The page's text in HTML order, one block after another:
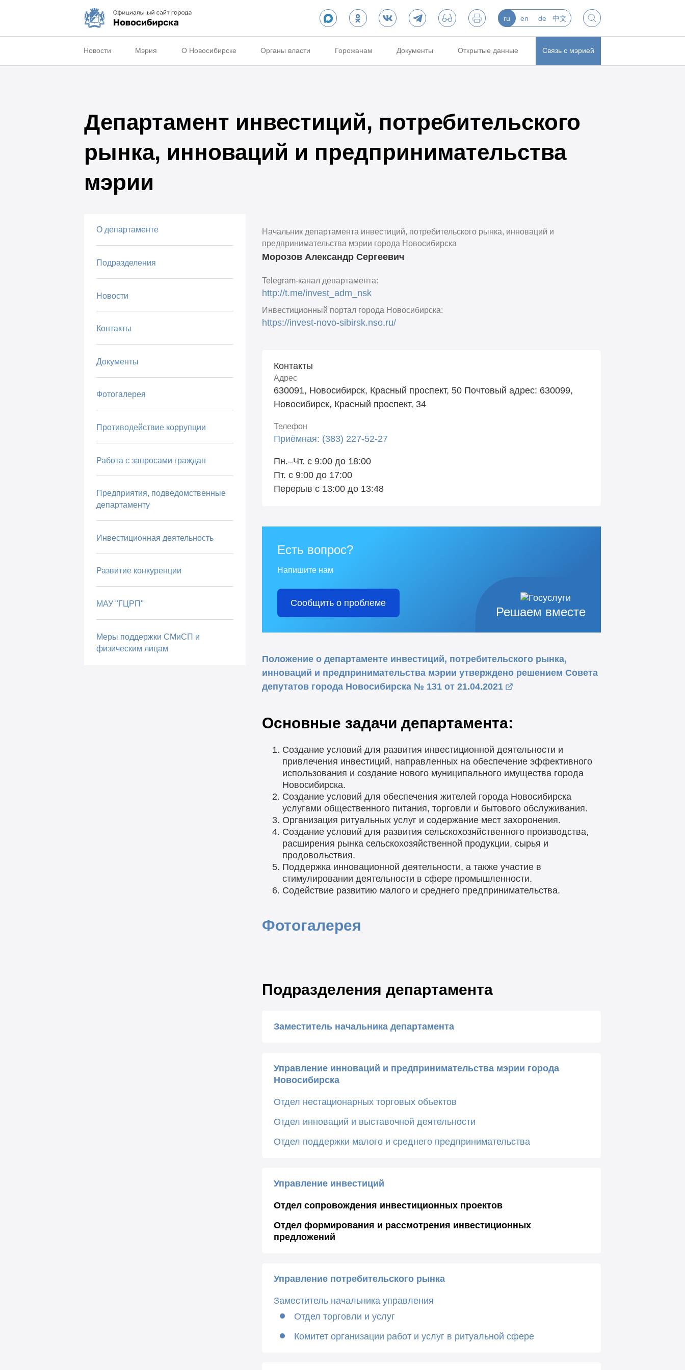
ru en de 中文
Новости Мэрия О Новосибирске Органы власти Горожанам Документы Открытые данные Связь с мэрией
Департамент инвестиций, потребительского
рынка, инноваций и предпринимательства
мэрии
О департаменте
Подразделения
Новости
Контакты
Документы
Фотогалерея
Противодействие коррупции
Работа с запросами граждан
Предприятия, подведомственные
департаменту
Инвестиционная деятельность
Развитие конкуренции
МАУ "ГЦРП"
Меры поддержки СМиСП и
физическим лицам
Начальник департамента инвестиций, потребительского рынка, инноваций и
предпринимательства мэрии города Новосибирска
Морозов Александр Сергеевич
Telegram-канал департамента:
http://t.me/invest_adm_nsk
Инвестиционный портал города Новосибирска:
https://invest-novo-sibirsk.nso.ru/
Контакты
Адрес
630091, Новосибирск, Красный проспект, 50 Почтовый адрес: 630099,
Новосибирск, Красный проспект, 34
Телефон
Приёмная: (383) 227-52-27
Пн.–Чт. с 9:00 до 18:00
Пт. с 9:00 до 17:00
Перерыв с 13:00 до 13:48
Решаем вместе
Есть вопрос?
Напишите нам
Сообщить о проблеме
Положение о департаменте инвестиций, потребительского рынка,
инноваций и предпринимательства мэрии утверждено решением Совета
депутатов города Новосибирска № 131 от 21.04.2021
Основные задачи департамента:
Создание условий для развития инвестиционной деятельности и
привлечения инвестиций, направленных на обеспечение эффективного
использования и создание нового муниципального имущества города
Новосибирска.
Создание условий для обеспечения жителей города Новосибирска
услугами общественного питания, торговли и бытового обслуживания.
Организация ритуальных услуг и содержание мест захоронения.
Создание условий для развития сельскохозяйственного производства,
расширения рынка сельскохозяйственной продукции, сырья и
продовольствия.
Поддержка инновационной деятельности, а также участие в
стимулировании деятельности в сфере промышленности.
Содействие развитию малого и среднего предпринимательства.
Фотогалерея
Подразделения департамента
Заместитель начальника департамента
Управление инноваций и предпринимательства мэрии города
Новосибирска
Отдел нестационарных торговых объектов
Отдел инноваций и выставочной деятельности
Отдел поддержки малого и среднего предпринимательства
Управление инвестиций
Отдел сопровождения инвестиционных проектов
Отдел формирования и рассмотрения инвестиционных
предложений
Управление потребительского рынка
Заместитель начальника управления
Отдел торговли и услуг
Комитет организации работ и услуг в ритуальной сфере